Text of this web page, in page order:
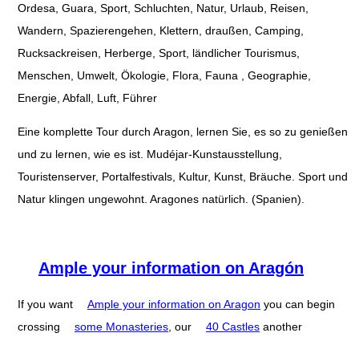
Ordesa, Guara, Sport, Schluchten, Natur, Urlaub, Reisen,
Wandern, Spazierengehen, Klettern, draußen, Camping,
Rucksackreisen, Herberge, Sport, ländlicher Tourismus,
Menschen, Umwelt, Ökologie, Flora, Fauna , Geographie,
Energie, Abfall, Luft, Führer
Eine komplette Tour durch Aragon, lernen Sie, es so zu genießen
und zu lernen, wie es ist. Mudéjar-Kunstausstellung,
Touristenserver, Portalfestivals, Kultur, Kunst, Bräuche. Sport und
Natur klingen ungewohnt. Aragones natürlich. (Spanien).
Ample your information on Aragón
If you want Ample your information on Aragon you can begin
crossing
some Monasteries , our 40 Castles another